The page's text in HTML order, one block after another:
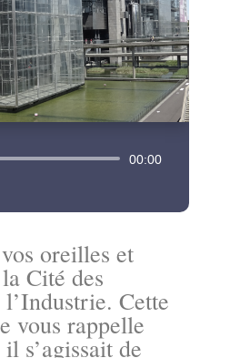
Lecteur
00:00
oreilles et
Cité des
Cette
vous rappelle
s’agissait de